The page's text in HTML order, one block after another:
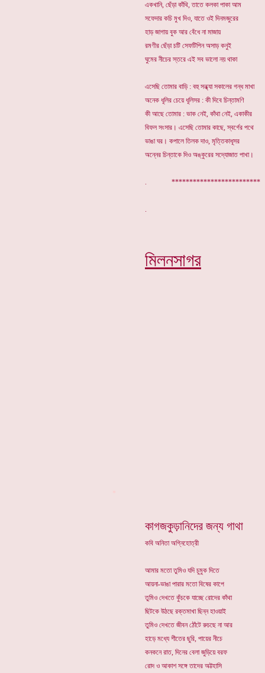
একখানি, ছেঁড়া কাঁথি, তাতে কলকা পাকা আম
সফেদার কচি মুখ দিও, যাতে ওই দিনমজুরের
হাড় জাগায় বুক আর বেঁধে না মাজায়
রমণীর ছেঁড়া চটি সেফটিপিন অসাড় কনুই
ঘুমের নীচের স্তরে এই সব ভালো নয় থাকা
এসেছি তোমার বাড়ি : বহু সন্ধ্যা সকালের গন্ধ মাখা
অনেক ধূলির চেয়ে ধূলিসর : কী দিবে চিন্তামণি
কী আছে তোমার : ভাক নেই, কাঁথা নেই, একাকীর
বিফল সংসার। এসেছি তোমার কাছে, স্বর্গের পথে
ভাঙা ঘর। কপালে তিলক দাও, মৃত্তিকাধূসর
অন্নের চিন্তাকে দিও অঙ্কুরের সদ্যোজাত পাখা।
. *************************
মিলনসাগর
কাগজকুড়ানিদের জন্য গাথা
কবি অনিতা অগ্নিহোত্রী
আমার মতো তুমিও যদি চুমুক দিতে
আয়না-ভাঙা পারার মতো বিষের কাপে
তুমিও দেখতে কুঁচকে যাচ্ছে রোদের কাঁথা
ছিটকে উঠছে রক্তমাখা ছিন্ন হাওয়াই
তুমিও দেখতে জীবন ঠোঁটে রুচছে না আর
হাড়ে মধ্যে শীতের ছুরি, পায়ের নীচে
কনকনে রাত, দিনের বেলা জুড়িয়ে বরফ
রোদ ও আকাশ সঙ্গে তাদের অট্টহাসি